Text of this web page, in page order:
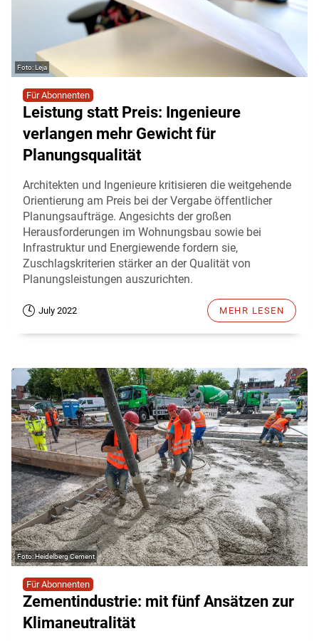
Leja
Für Abonnenten
Leistung statt Preis: Ingenieure
verlangen mehr Gewicht für
Planungsqualität
Architekten und Ingenieure kritisieren die weitgehende
Orientierung am Preis bei der Vergabe öffentlicher
Planungsaufträge. Angesichts der großen
Herausforderungen im Wohnungsbau sowie bei
Infrastruktur und Energiewende fordern sie,
Zuschlagskriterien stärker an der Qualität von
Planungsleistungen auszurichten.
July 2022 MEHR LESEN
Heidelberg Cement
Für Abonnenten
Zementindustrie: mit fünf Ansätzen zur
Klimaneutralität